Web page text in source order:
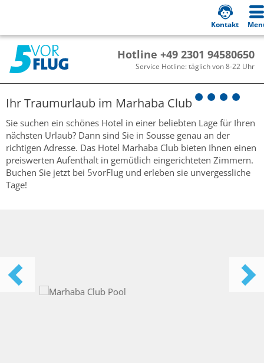
Hotline +49 2301 94580650
Service Hotline: täglich von 8-22 Uhr
Kontakt
Ihr Traumurlaub im Marhaba Club
Sie suchen ein schönes Hotel in einer beliebten Lage für Ihren
nächsten Urlaub? Dann sind Sie in Sousse genau an der
richtigen Adresse. Das Hotel Marhaba Club bieten Ihnen einen
preiswerten Aufenthalt in gemütlich eingerichteten Zimmern.
Buchen Sie jetzt bei 5vorFlug und erleben sie unvergessliche
Tage!